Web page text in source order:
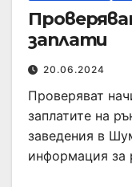
заплати
20.06.2024
Проверяват
заплатите на
заведения в
информация за